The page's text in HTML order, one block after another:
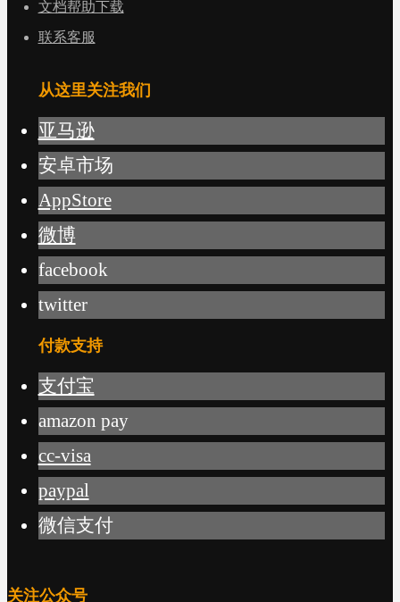
文档帮助下载
联系客服
从这里关注我们
亚马逊
安卓市场
AppStore
微博
facebook
twitter
付款支持
支付宝
amazon pay
cc-visa
paypal
微信支付
关注公众号